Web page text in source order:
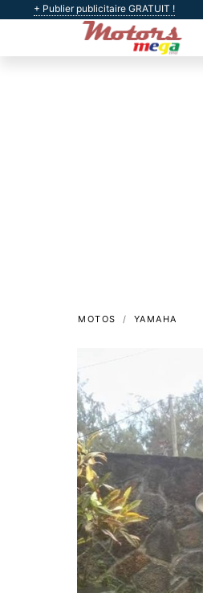
+ Publier publicitaire GRATUIT !
MOTOS YAMAHA